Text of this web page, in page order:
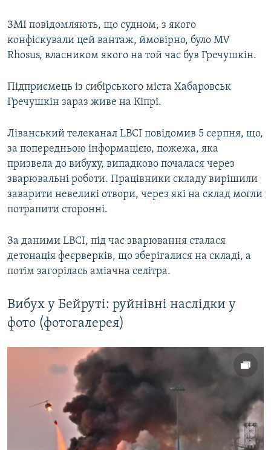
ЗМІ повідомляють, що судном, з якого
конфіскували цей вантаж, ймовірно, було MV
Rhosus, власником якого на той час був Гречушкін.
Підприємець із сибірського міста Хабаровськ
Гречушкін зараз живе на Кіпрі.
Ліванський телеканал LBCI повідомив 5 серпня, що,
за попередньою інформацією, пожежа, яка
призвела до вибуху, випадково почалася через
зварювальні роботи. Працівники складу вирішили
заварити невеликі отвори, через які на склад могли
потрапити сторонні.
За даними LBCI, під час зварювання сталася
детонація феєрверків, що зберігалися на складі, а
потім загорілась аміачна селітра.
Вибух у Бейруті: руйнівні наслідки у
фото (фотогалерея)